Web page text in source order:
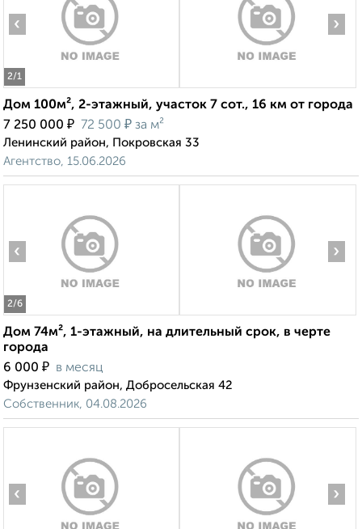
2/1
‹ ›
Дом 100м², 2-этажный, участок 7 сот., 16 км от города
7 250 000 ₽ 72 500 ₽ за м²
Ленинский район, Покровская 33
Агентство, 15.06.2026
2/6
‹ ›
Дом 74м², 1-этажный, на длительный срок, в черте
города
6 000 ₽ в месяц
Фрунзенский район, Добросельская 42
Собственник, 04.08.2026
‹ ›